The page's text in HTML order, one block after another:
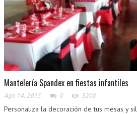
Mantelería Spandex en fiestas infantiles
Ago 14, 2015 0 5208
Personaliza la decoración de tus mesas y